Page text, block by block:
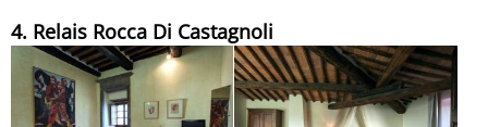
4. Relais Rocca Di Castagnoli